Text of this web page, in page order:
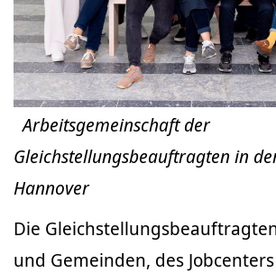
Arbeitsgemeinschaft der
Gleichstellungsbeauftragten in
Hannover
Die
und Gemeinden, des